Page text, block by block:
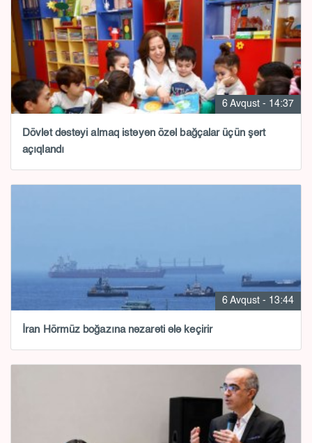
6 Avqust - 14:37
Dövlət dəstəyi almaq istəyən özəl bağçalar üçün şərt
açıqlandı
6 Avqust - 13:44
İran Hörmüz boğazına nəzarəti ələ keçirir